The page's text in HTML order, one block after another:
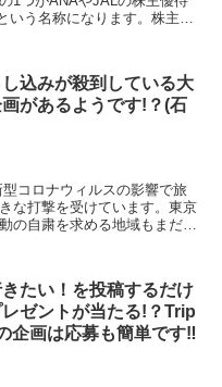
う名称になります。株主優
込みが殺到している大
画があるようです!？(石
コロナウィルスの影響で旅
な打撃を受けています。東京
の自粛を求める地域もまだ残
たい！を投稿するだけ
ゼントが当たる!？Trip
企画は応募も簡単です‼